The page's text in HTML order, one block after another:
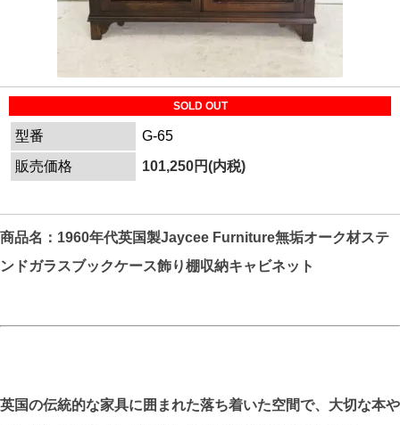
SOLD OUT
型番
G-65
販売価格
101,250円(内税)
商品名：1960年代英国製Jaycee Furniture無垢オーク材ステ
ンドガラスブックケース飾り棚収納キャビネット
英国の伝統的な家具に囲まれた落ち着いた空間で、大切な本や